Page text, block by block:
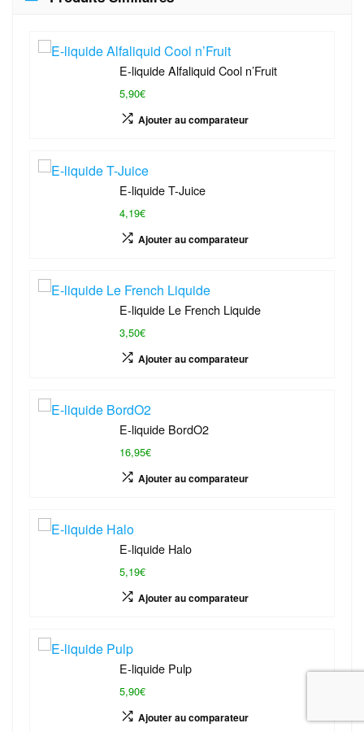
E-liquide Alfaliquid Cool n’Fruit
5,90€
Ajouter au comparateur
E-liquide T-Juice
4,19€
Ajouter au comparateur
E-liquide Le French Liquide
3,50€
Ajouter au comparateur
E-liquide BordO2
16,95€
Ajouter au comparateur
E-liquide Halo
5,19€
Ajouter au comparateur
E-liquide Pulp
5,90€
Ajouter au comparateur